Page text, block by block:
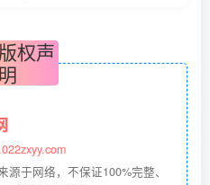
权声
明
于网络，不保证100%完整、